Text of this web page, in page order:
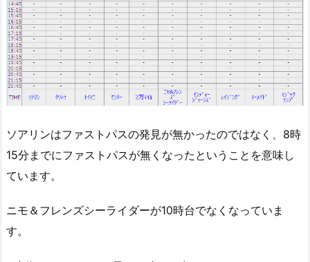
ソアリンはファストパスの発見が無かったのではなく、8時
15分までにファストパスが無くなったということを意味し
ています。
ニモ＆フレンズシーライダーが10時台でなくなっていま
す。